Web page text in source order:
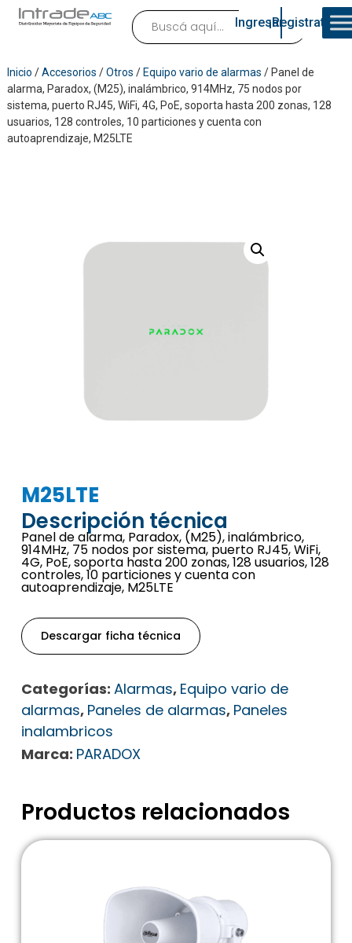
Ingresar¡Registrate!
Inicio /Accesorios /Otros / Equipo vario de alarmas / Panel de
alarma, Paradox, (M25), inalámbrico, 914MHz, 75 nodos por
sistema, puerto RJ45, WiFi, 4G, PoE, soporta hasta 200 zonas, 128
usuarios, 128 controles, 10 particiones y cuenta con
autoaprendizaje, M25LTE
M25LTE
Descripción técnica
Panel de alarma, Paradox, (M25), inalámbrico,
914MHz, 75 nodos por sistema, puerto RJ45, WiFi,
4G, PoE, soporta hasta 200 zonas, 128 usuarios, 128
controles, 10 particiones y cuenta con
autoaprendizaje, M25LTE
Descargar ficha técnica
Categorías: Alarmas, Equipo vario de
alarmas, Paneles de alarmas, Paneles
inalambricos
Marca: PARADOX
Productos relacionados